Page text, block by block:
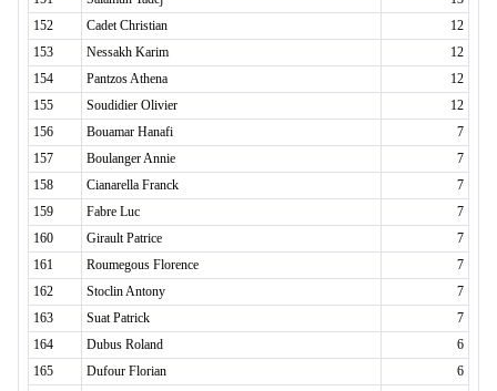
152
Cadet Christian
12
153
Nessakh Karim
12
154
Pantzos Athena
12
155
Soudidier Olivier
12
156
Bouamar Hanafi
7
157
Boulanger Annie
7
158
Cianarella Franck
7
159
Fabre Luc
7
160
Girault Patrice
7
161
Roumegous Florence
7
162
Stoclin Antony
7
163
Suat Patrick
7
164
Dubus Roland
6
165
Dufour Florian
6